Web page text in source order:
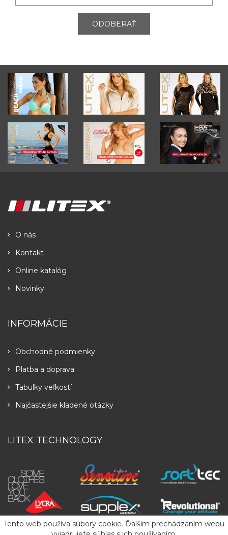
ODOBERAŤ
Tento web používa súbory cookie. Ďalším prechádzaním webu
O nás
Kontakt
Online katalóg
Novinky
INFORMÁCIE
Obchodné podmienky
Platba a doprava
Tabulky veľkostí
Najčastejšie kladené otázky
LITEX TECHNOLOGY